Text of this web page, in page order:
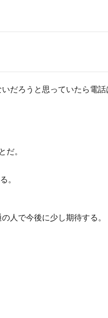
だろうと思っていたら電
だ。
。
人で今後に少し期待する。